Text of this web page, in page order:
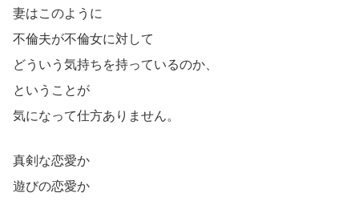
妻はこのように
不倫夫が不倫女に対して
どういう気持ちを持っているのか、
ということが
気になって仕方ありません。
真剣な恋愛か
遊びの恋愛か